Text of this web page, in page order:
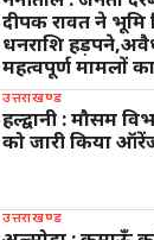
दीपक रावत ने भूमि
धनराशि
महत्वपूर्ण मामलों
उत्तराखण्ड
हल्द्वानी : मौसम
को जारी किया
उत्तराखण्ड